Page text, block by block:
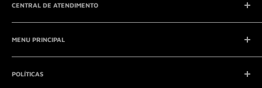
CENTRAL DE ATENDIMENTO
SAC (Serviço de Atendimento ao Consumidor)
E-mail:contato@seucontato.com.br
Telefone:41 8761-7286
MENU PRINCIPAL
Início
Catálogo
POLÍTICAS